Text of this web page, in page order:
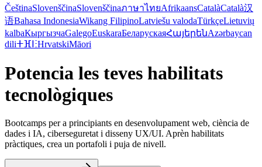
ČeštinaSlovenščinaSlovenščinaภาษาไทยAfrikaansCatalàCatalà汉
语Bahasa IndonesiaWikang FilipinoLatviešu valodaTürkçeLietuvių
kalbaКыргызчаGalegoEuskaraБеларускаяՀայերենAzərbaycan
diliⵜⴼⵏⵗHrvatskiMāori
Potencia les teves habilitats
tecnològiques
Bootcamps per a principiants en desenvolupament web, ciència de
dades i IA, ciberseguretat i disseny UX/UI. Aprèn habilitats
pràctiques, crea un portafoli i puja de nivell.